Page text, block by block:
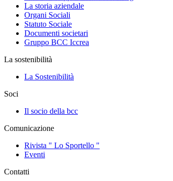
La storia aziendale
Organi Sociali
Statuto Sociale
Documenti societari
Gruppo BCC Iccrea
La sostenibilità
La Sostenibilità
Soci
Il socio della bcc
Comunicazione
Rivista " Lo Sportello "
Eventi
Contatti